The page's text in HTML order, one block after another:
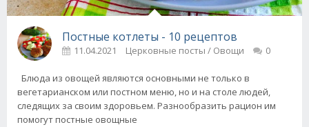
Постные котлеты - 10 рецептов
11.04.2021 Церковные посты / Овощи 0
Блюда из овощей являются основными не только в
вегетарианском или постном меню, но и на столе людей,
следящих за своим здоровьем. Разнообразить рацион им
помогут постные овощные